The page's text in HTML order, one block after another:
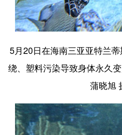
5月20日在海南三亚亚特兰
绕、塑料污染导致身体永久
蒲晓旭